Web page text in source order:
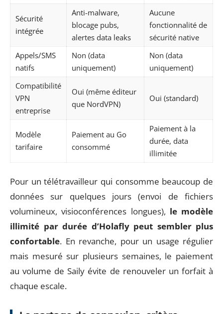
Sécurité
intégrée
Anti-malware,
blocage pubs,
alertes data leaks
Aucune
fonctionnalité de
sécurité native
Appels/SMS
natifs
Non (data
uniquement)
Non (data
uniquement)
Compatibilité
VPN
entreprise
Oui (même éditeur
que NordVPN)
Oui (standard)
Modèle
tarifaire
Paiement au Go
consommé
Paiement à la
durée, data
illimitée
Pour un télétravailleur qui consomme beaucoup de
données sur quelques jours (envoi de fichiers
volumineux, visioconférences longues), le modèle
illimité par durée d’Holafly peut sembler plus
confortable. En revanche, pour un usage régulier
mais mesuré sur plusieurs semaines, le paiement
au volume de Saily évite de renouveler un forfait à
chaque escale.